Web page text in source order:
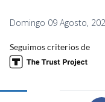
Domingo 09 Agosto,
Seguimos criterios de